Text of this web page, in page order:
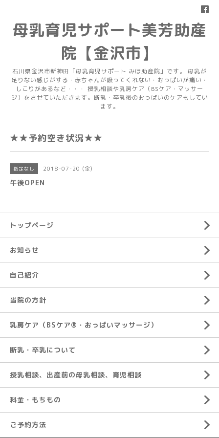
母乳育児サポート美芳助産
院【金沢市】
石川県金沢市新神田「母乳育児サポート みほ助産院」です。 母乳が
足りない感じがする・赤ちゃんが吸ってくれない・おっぱいが痛い・
しこりがあるなど・・・ 授乳相談や乳房ケア（BSケア・マッサー
ジ）をさせていただきます。断乳・卒乳後のおっぱいのケアもしてい
ます。
★★予約空き状況★★
指定なし 2018-07-20 (金)
午後OPEN
トップページ
お知らせ
自己紹介
当院の方針
乳房ケア（BSケア®︎・おっぱいマッサージ）
断乳・卒乳について
授乳相談、出産前の母乳相談、育児相談
料金・もちもの
ご予約方法